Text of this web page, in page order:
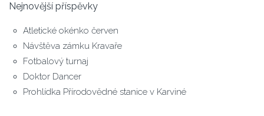
Nejnovější příspěvky
Atletické okénko červen
Návštěva zámku Kravaře
Fotbalový turnaj
Doktor Dancer
Prohlídka Přírodovědné stanice v Karviné